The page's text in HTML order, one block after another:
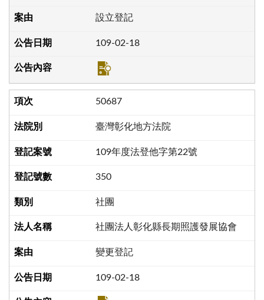
設立登記
109-02-18
50687
臺灣彰化地方法院
109年度法登他字第22號
350
社團
社團法人彰化縣長期照護發展協會
變更登記
109-02-18